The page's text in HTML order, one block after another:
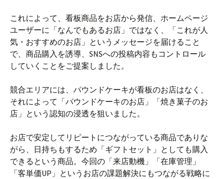
これによって、看板商品をお店から発信、ホームページ
ユーザーに「なんでもあるお店」ではなく、「これが人
気・おすすめのお店」というメッセージを届けること
で、商品購入を誘導、SNSへの投稿内容もコントロール
していくことをご提案しました。
競合エリアには、パウンドケーキが看板のお店はなく、
それによって「パウンドケーキのお店」「焼き菓子のお
店」という認知の浸透を狙いました。
お店で安定してリピートにつながっている商品でありな
がら、日持ちもするため「ギフトセット」としても購入
できるという商品。今回の「来店動機」「在庫管理」
「客単価UP」というお店の課題解決にもつながる戦略に